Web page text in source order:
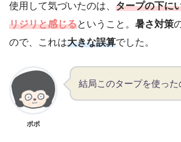
使用して気づいたのは、 タープの下に
リジリと感じるということ。 暑さ対策
ので、これは大きな誤算でした。
ポポ
結局このタープを使った